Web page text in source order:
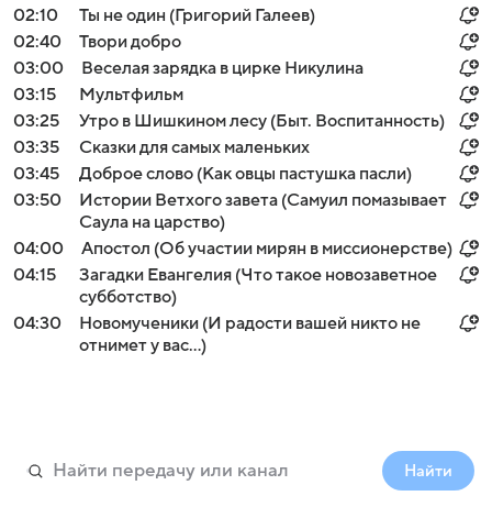
02:10
Ты не один (Григорий Галеев)
02:40
Твори добро
03:00
Веселая зарядка в цирке Никулина
03:15
Мультфильм
03:25
Утро в Шишкином лесу (Быт. Воспитанность)
03:35
Сказки для самых маленьких
03:45
Доброе слово (Как овцы пастушка пасли)
03:50
Истории Ветхого завета (Самуил помазывает
Саула на царство)
04:00
Апостол (Об участии мирян в миссионерстве)
04:15
Загадки Евангелия (Что такое новозаветное
субботство)
04:30
Новомученики (И радости вашей никто не
отнимет у вас...)
Найти